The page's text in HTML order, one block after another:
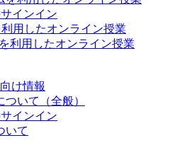
インイン
利用したオンライン授業
を利用したオンライン授業
け情報
いて（全般）
インイン
いて